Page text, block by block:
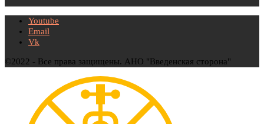
Youtube
Email
Vk
©2022 - Все права защищены. АНО "Введенская сторона"